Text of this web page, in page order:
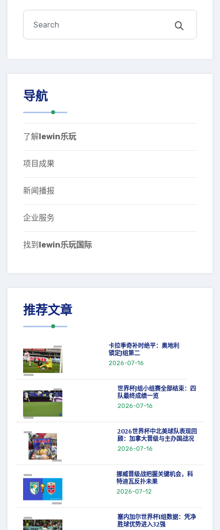
导航
了解lewin乐玩
项目成果
新闻播报
企业服务
找到 lewin乐玩国际
推荐文章
卡拉季奇补时绝平：奥地利
锁定J组第二
2026-07-16
世界杯J组小组赛全部结束：四
队最终成绩一览
2026-07-16
2026世界杯中北美球队表现回
顾：加拿大晋级与主办国战况
2026-07-16
挪威晋级战把握关键机会，科
特迪瓦反扑未果
2026-07-12
塞内加尔世界杯I组数据：凭净
胜球优势进入32强